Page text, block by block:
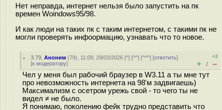
Нет неправда, интернет нельзя было запустить на пк
времен Woindows95/98.
И как люди на таких пк с таким интернетом, с такими пк не
могли проверять инфоормацию, узнавать что то новое.
3.79 ,Аноним (79), 11:09, 29/03/2026 [^] [^^] [^^^] [ответить]
[к модератору]
+2
+ / –
Чел у меня был рабочий браузер в W3.11 а ты мне тут
про невозможность интернета на 98'м задвигаешь)
Максимализм с осетром урежь свой - то чего ты не
видел ≠ не было.
Я понимаю, поколению фейк трудно представить что